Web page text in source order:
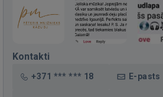
Kontakti
+371 *** *** 18 E-pasts